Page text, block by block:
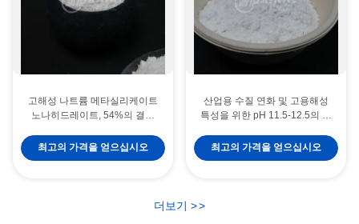
고해성 나트륨 메타실리케이트
노나히드레이트, 54%의 결정
최고의 가격을 얻으십시오
산업용 수질 연화 및 고용해성
특성을 위한 pH 11.5-12.5의 구
9H2O)
최고의 가격을 얻으십시오
더보기 >>
화학 공식 Na2SiO3·5H2O 나트륨 메타실리케이트 펜타히드레이트 안정성 불화성
냄새 없는 세라믹 물 감소 물질 0.1-0.5% 용량